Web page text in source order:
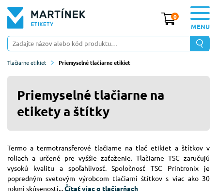
0
MENU
Tlačiarne etikiet Priemyselné tlačiarne etikiet
Priemyselné tlačiarne na
etikety a štítky
Termo a termotransferové tlačiarne na tlač etikiet a štítkov v
roliach a určené pre vyššie zaťaženie. Tlačiarne TSC zaručujú
vysokú kvalitu a spoľahlivosť. Spoločnosť TSC Printronix je
popredným svetovým výrobcom tlačiarní štítkov s viac ako 30
rokmi skúseností...Čítať viac o tlačiarňach